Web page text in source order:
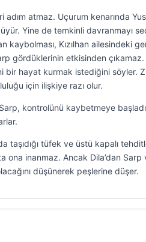
adım atmaz. Uçurum kenarında
Yine de temkinli davranmayı
kaybolması, Kızılhan ailesindeki
gördüklerinin etkisinden
bir hayat kurmak istediğini söyler.
için ilişkiye razı olur.
kontrolünü kaybetmeye
taşıdığı tüfek ve üstü kapalı
ona inanmaz. Ancak Dila’dan Sarp
düşünerek peşlerine düşer.